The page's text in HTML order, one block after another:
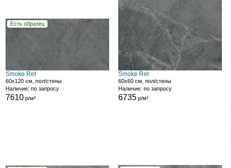
Есть образец
Smoke Ret
60x120 см, пол/стены
Наличие: по запросу
7610р/м²
Smoke Ret
60x60 см, пол/стены
Наличие: по запросу
6735 р/м²